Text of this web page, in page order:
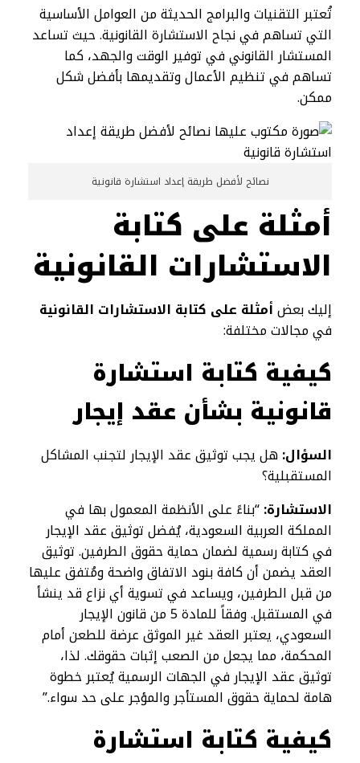
تُعتبر التقنيات والبرامج الحديثة من العوامل الأساسية
التي تساهم في نجاح الاستشارة القانونية. حيث تساعد
المستشار القانوني في توفير الوقت والجهد، كما
تساهم في تنظيم الأعمال وتقديمها بأفضل شكل
ممكن.
نصائح لأفضل طريقة إعداد استشارة قانونية
أمثلة على كتابة
الاستشارات القانونية
إليك بعضأمثلة على كتابة الاستشارات القانونية
في مجالات مختلفة:
كيفية كتابة استشارة
قانونية بشأن عقد إيجار
السؤال:هل يجب توثيق عقد الإيجار لتجنب المشاكل
المستقبلية؟
الاستشارة:“بناءً على الأنظمة المعمول بها في
المملكة العربية السعودية، يُفضل توثيق عقد الإيجار
في كتابة رسمية لضمان حماية حقوق الطرفين. توثيق
العقد يضمن أن كافة بنود الاتفاق واضحة ومُتفق عليها
من قبل الطرفين، ويساعد في تسوية أي نزاع قد ينشأ
في المستقبل. وفقاً للمادة 5 من قانون الإيجار
السعودي، يعتبر العقد غير الموثق عرضة للطعن أمام
المحكمة، مما يجعل من الصعب إثبات حقوقك. لذا،
توثيق عقد الإيجار في الجهات الرسمية يُعتبر خطوة
هامة لحماية حقوق المستأجر والمؤجر على حد سواء.”
كيفية كتابة استشارة